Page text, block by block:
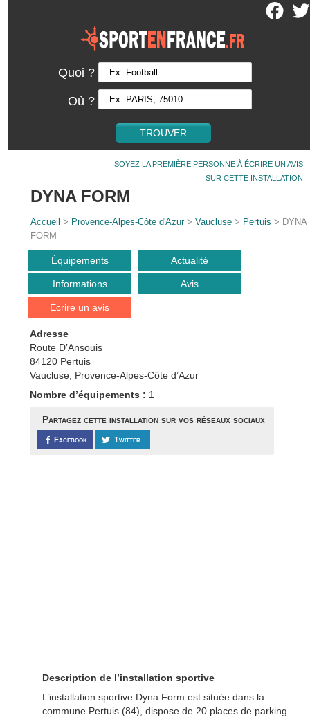
Quoi ?
Où ?
SOYEZ LA PREMIÈRE PERSONNE À ÉCRIRE UN AVIS
SUR CETTE INSTALLATION
DYNA FORM
Accueil > Provence-Alpes-Côte d'Azur>Vaucluse > Pertuis > DYNA
FORM
Équipements Actualité
Informations Avis
Écrire un avis
Adresse
Route D’Ansouis
84120 Pertuis
Vaucluse, Provence-Alpes-Côte d’Azur
Nombre d’équipements : 1
Partagez cette installation sur vos réseaux sociaux
Facebook Twitter
Description de l’installation sportive
L’installation sportive Dyna Form est située dans la
commune Pertuis (84), dispose de 20 places de parking